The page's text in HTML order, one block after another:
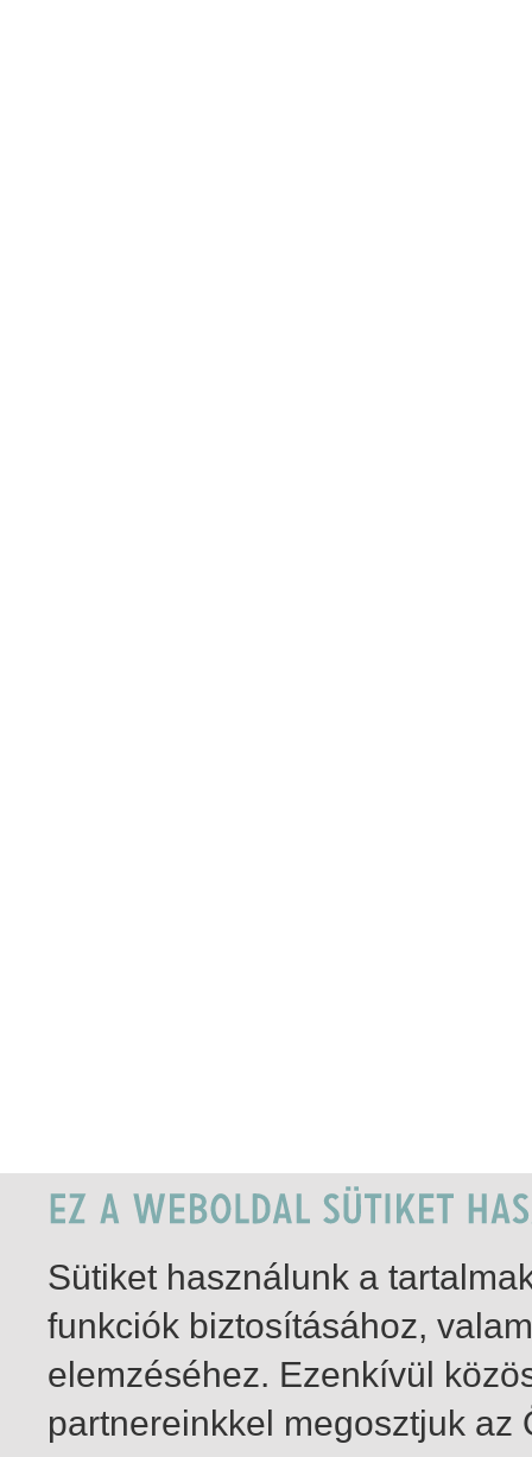
Sütiket használunk a
funkciók biztosításához,
elemzéséhez. Ezenkívül
partnereinkkel megosztjuk